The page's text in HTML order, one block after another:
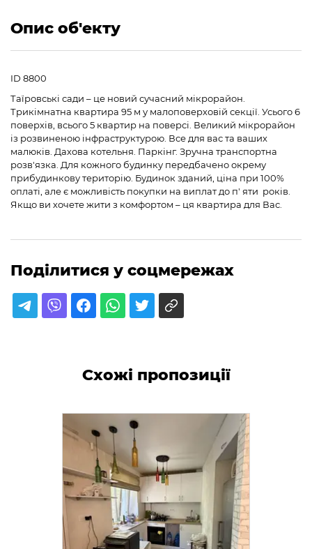
Опис об'екту
ID 8800
Таїровські сади – це новий сучасний мікрорайон.
Трикімнатна квартира 95 м у малоповерховій секції. Усього 6
поверхів, всього 5 квартир на поверсі. Великий мікрорайон
із розвиненою інфраструктурою. Все для вас та ваших
малюків. Дахова котельня. Паркінг. Зручна транспортна
розв'язка. Для кожного будинку передбачено окрему
прибудинкову територію. Будинок зданий, ціна при 100%
оплаті, але є можливість покупки на виплат до п' яти років.
Якщо ви хочете жити з комфортом – ця квартира для Вас.
Поділитися у соцмережах
Схожі пропозиції